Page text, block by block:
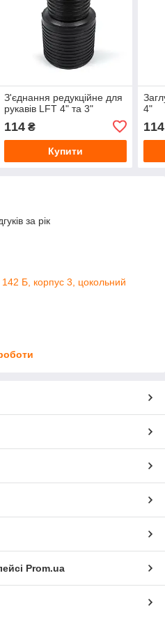
З'єднання редукційне для
рукавів LFT 4" та 3"
114₴
Купити
4"
114
за рік
Б, корпус 3, цокольний
Prom.ua